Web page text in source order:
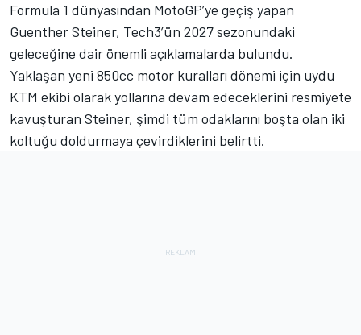
Formula 1 dünyasından MotoGP’ye geçiş yapan
Guenther Steiner, Tech3’ün 2027 sezonundaki
geleceğine dair önemli açıklamalarda bulundu.
Yaklaşan yeni 850cc motor kuralları dönemi için uydu
KTM ekibi olarak yollarına devam edeceklerini resmiyete
kavuşturan Steiner, şimdi tüm odaklarını boşta olan iki
koltuğu doldurmaya çevirdiklerini belirtti.